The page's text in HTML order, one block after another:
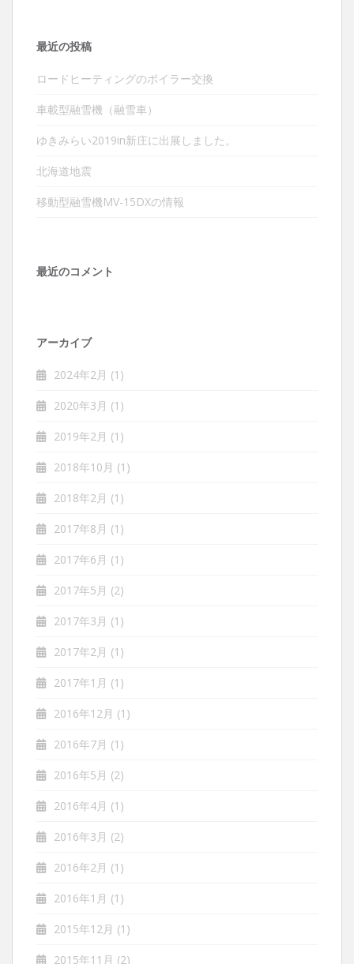
最近の投稿
ロードヒーティングのボイラー交換
車載型融雪機（融雪車）
ゆきみらい2019in新庄に出展しました。
北海道地震
移動型融雪機MV-15DXの情報
最近のコメント
アーカイブ
2024年2月 (1)
2020年3月 (1)
2019年2月 (1)
2018年10月 (1)
2018年2月 (1)
2017年8月 (1)
2017年6月 (1)
2017年5月 (2)
2017年3月 (1)
2017年2月 (1)
2017年1月 (1)
2016年12月 (1)
2016年7月 (1)
2016年5月 (2)
2016年4月 (1)
2016年3月 (2)
2016年2月 (1)
2016年1月 (1)
2015年12月 (1)
2015年11月 (2)